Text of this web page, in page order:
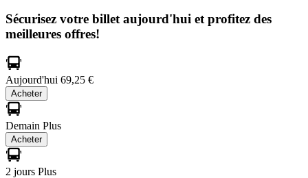
Sécurisez votre billet aujourd'hui et profitez des
meilleures offres!
Aujourd'hui 69,25 €
Acheter
Demain Plus
Acheter
2 jours Plus